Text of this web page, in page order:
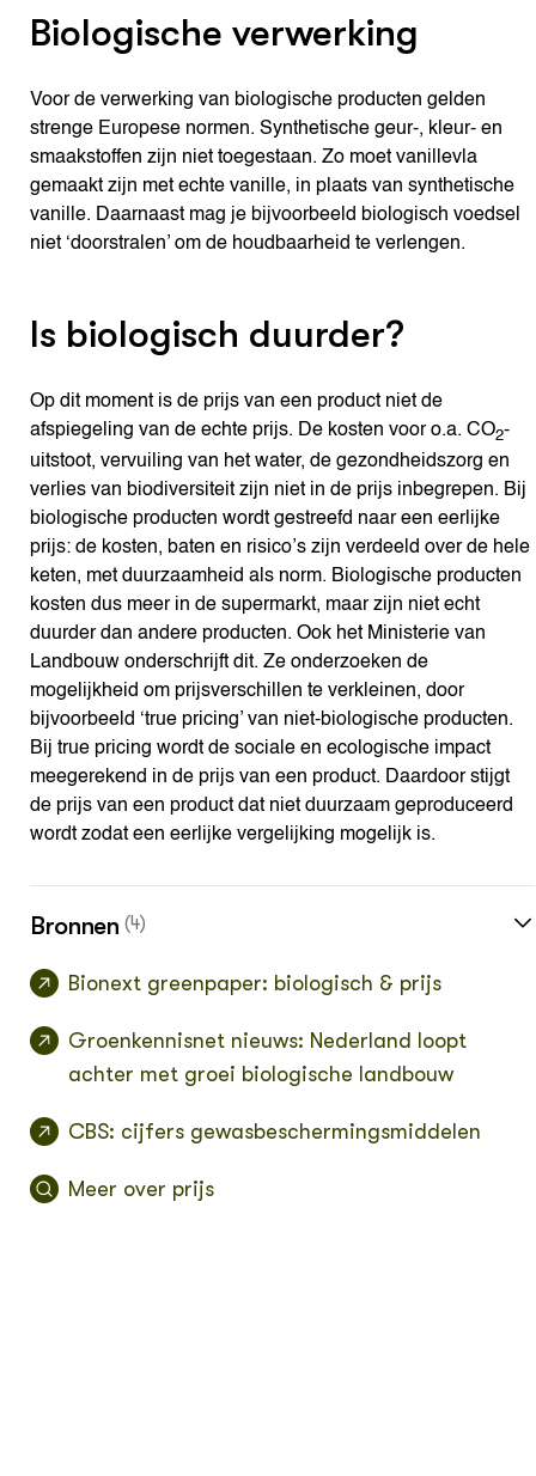
Biologische verwerking
Voor de verwerking van biologische producten gelden
strenge Europese normen. Synthetische geur-, kleur- en
smaakstoffen zijn niet toegestaan. Zo moet vanillevla
gemaakt zijn met echte vanille, in plaats van synthetische
vanille. Daarnaast mag je bijvoorbeeld biologisch voedsel
niet ‘doorstralen’ om de houdbaarheid te verlengen.
Is biologisch duurder?
Op dit moment is de prijs van een product niet de
afspiegeling van de echte prijs. De kosten voor o.a. CO2-
uitstoot, vervuiling van het water, de gezondheidszorg en
verlies van biodiversiteit zijn niet in de prijs inbegrepen. Bij
biologische producten wordt gestreefd naar een eerlijke
prijs: de kosten, baten en risico’s zijn verdeeld over de hele
keten, met duurzaamheid als norm. Biologische producten
kosten dus meer in de supermarkt, maar zijn niet echt
duurder dan andere producten. Ook het Ministerie van
Landbouw onderschrijft dit. Ze onderzoeken de
mogelijkheid om prijsverschillen te verkleinen, door
bijvoorbeeld ‘true pricing’ van niet-biologische producten.
Bij true pricing wordt de sociale en ecologische impact
meegerekend in de prijs van een product. Daardoor stijgt
de prijs van een product dat niet duurzaam geproduceerd
wordt zodat een eerlijke vergelijking mogelijk is.
Bronnen (4)
Bionext greenpaper: biologisch & prijs
Groenkennisnet nieuws: Nederland loopt
achter met groei biologische landbouw
CBS: cijfers gewasbeschermingsmiddelen
Meer over prijs